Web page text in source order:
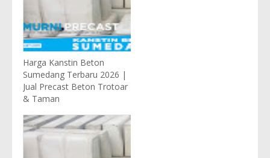
Harga Kanstin Beton
Sumedang Terbaru 2026 |
Jual Precast Beton Trotoar
& Taman